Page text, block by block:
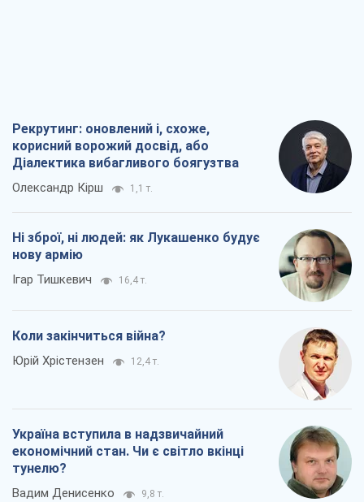
Рекрутинг: оновлений і, схоже,
корисний ворожий досвід, або
Діалектика вибагливого боягузтва
Олександр Кірш 1,1 т.
Ні зброї, ні людей: як Лукашенко будує
нову армію
Ігар Тишкевич 16,4 т.
Коли закінчиться війна?
Юрій Хрістензен 12,4 т.
Україна вступила в надзвичайний
економічний стан. Чи є світло вкінці
тунелю?
Вадим Денисенко 9,8 т.